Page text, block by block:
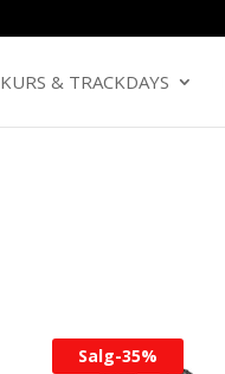
KURS & TRACKDAYS
Salg-35%